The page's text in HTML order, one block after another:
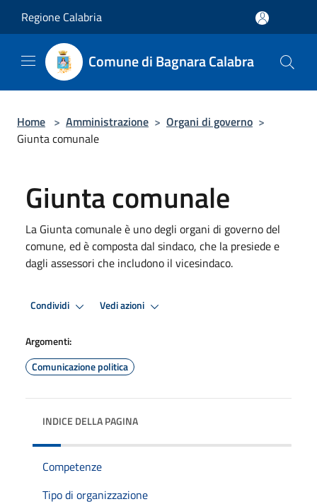
Regione Calabria
Comune di Bagnara Calabra
Home > Amministrazione > Organi di governo >
Giunta comunale
Giunta comunale
La Giunta comunale è uno degli organi di governo del
comune, ed è composta dal sindaco, che la presiede e
dagli assessori che includono il vicesindaco.
Condividi Vedi azioni
Argomenti:
Comunicazione politica
INDICE DELLA PAGINA
Competenze
Tipo di organizzazione